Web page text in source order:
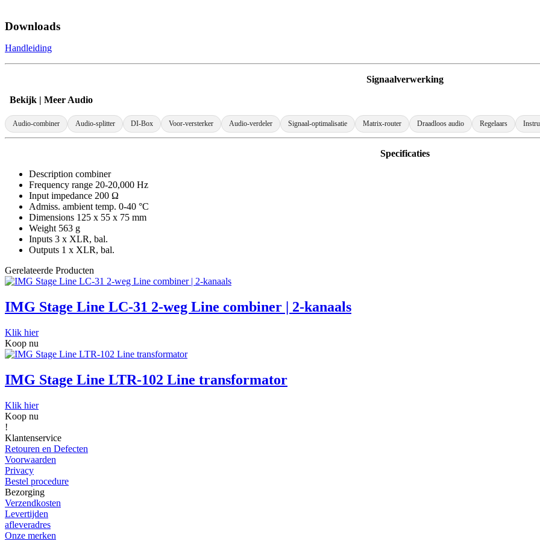
Downloads
Handleiding
Signaalverwerking
Bekijk | Meer Audio
Audio-combiner Audio-splitter DI-Box Voor-versterker Audio-verdeler Signaal-optimalisatie Matrix-router Draadloos audio Regelaars
Specificaties
Description combiner
Frequency range 20-20,000 Hz
Input impedance 200 Ω
Admiss. ambient temp. 0-40 °C
Dimensions 125 x 55 x 75 mm
Weight 563 g
Inputs 3 x XLR, bal.
Outputs 1 x XLR, bal.
Gerelateerde Producten
IMG Stage Line LC-31 2-weg Line combiner | 2-kanaals
Klik hier
Koop nu
IMG Stage Line LTR-102 Line transformator
Klik hier
Koop nu
!
Klantenservice
Retouren en Defecten
Voorwaarden
Privacy
Bestel procedure
Bezorging
Verzendkosten
Levertijden
afleveradres
Onze merken